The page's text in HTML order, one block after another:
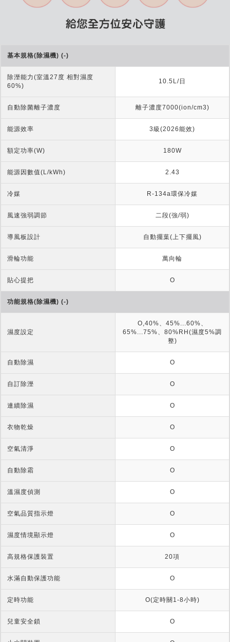
基本規格(除濕機) (-)
除溼能力(室溫27度 相對濕度
60%)
10.5L/日
自動除菌離子濃度 離子濃度7000(ion/cm3)
能源效率 3級(2026能效)
額定功率(W) 180W
能源因數值(L/kWh) 2.43
冷媒 R-134a環保冷媒
風速強弱調節 二段(強/弱)
導風板設計 自動擺葉(上下擺風)
滑輪功能 萬向輪
貼心提把 O
功能規格(除濕機) (-)
濕度設定
O,40%、45%...60%、
65%...75%、80%RH(濕度5%調
整)
自動除濕 O
自訂除溼 O
連續除濕 O
衣物乾燥 O
空氣清淨 O
自動除霜 O
溫濕度偵測 O
空氣品質指示燈 O
濕度情境顯示燈 O
高規格保護裝置 20項
水滿自動保護功能 O
定時功能 O(定時關1-8小時)
兒童安全鎖 O